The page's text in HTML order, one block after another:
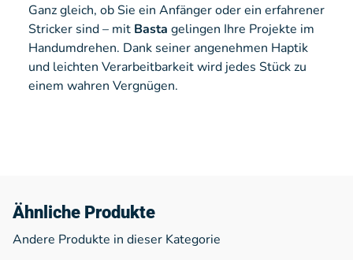
Ganz gleich, ob Sie ein Anfänger oder ein erfahrener
Stricker sind – mit Basta gelingen Ihre Projekte im
Handumdrehen. Dank seiner angenehmen Haptik
und leichten Verarbeitbarkeit wird jedes Stück zu
einem wahren Vergnügen.
Ähnliche Produkte
Andere Produkte in dieser Kategorie